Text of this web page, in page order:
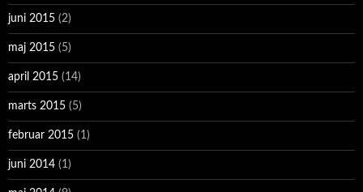
juni 2015 (2)
maj 2015 (5)
april 2015 (14)
marts 2015 (5)
februar 2015 (1)
juni 2014 (1)